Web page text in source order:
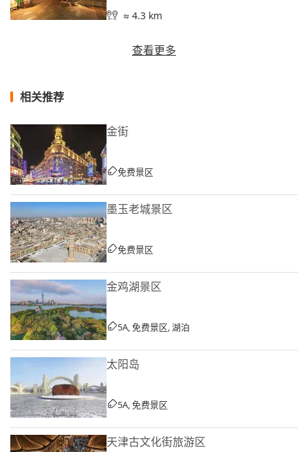
≈ 4.3 km
查看更多
相关推荐
金街
免费景区
墨玉老城景区
免费景区
金鸡湖景区
5A, 免费景区, 湖泊
太阳岛
5A, 免费景区
天津古文化街旅游区